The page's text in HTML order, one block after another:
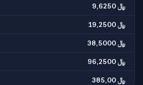
9,6250 ﷼
19,2500 ﷼
38,5000 ﷼
96,2500 ﷼
385,00 ﷼